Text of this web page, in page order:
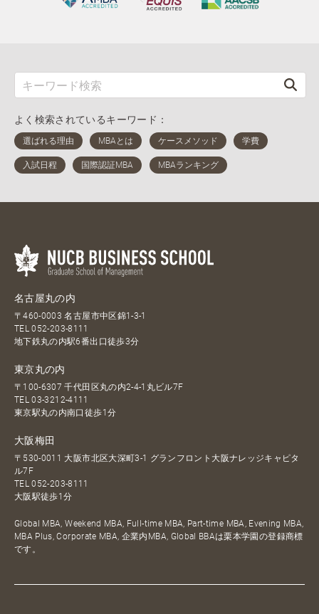
よく検索されているキーワード：
名古屋丸の内
〒460-0003 名古屋市中区錦1-3-1
TEL052-203-8111
地下鉄丸の内駅6番出口徒歩3分
東京丸の内
〒100-6307 千代田区丸の内2-4-1丸ビル7F
TEL03-3212-4111
東京駅丸の内南口徒歩1分
大阪梅田
〒530-0011 大阪市北区大深町3-1 グランフロント大阪ナレッジキャピタ
ル7F
TEL052-203-8111
大阪駅徒歩1分
Global MBA, Weekend MBA, Full-time MBA, Part-time MBA, Evening MBA,
MBA Plus, Corporate MBA, 企業内MBA, Global BBAは栗本学園の登録商標
です。